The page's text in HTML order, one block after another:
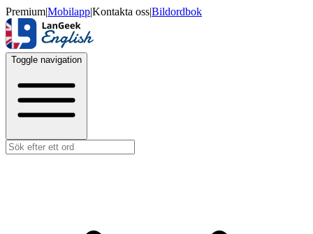
Premium|Mobilapp|Kontakta oss|Bildordbok
Toggle navigation